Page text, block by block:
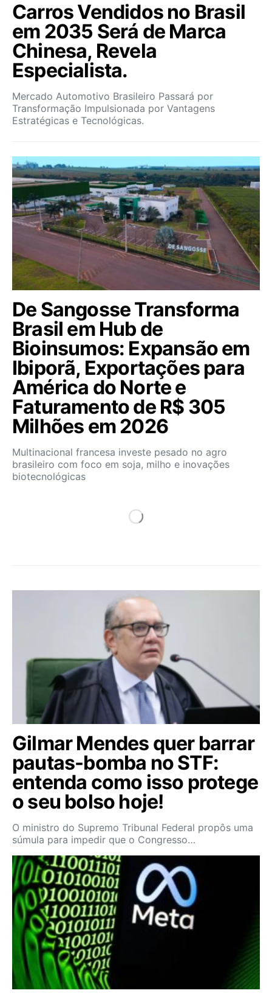
Carros Vendidos no Brasil
em 2035 Será de Marca
Chinesa, Revela
Especialista.
Mercado Automotivo Brasileiro Passará por
Transformação Impulsionada por Vantagens
Estratégicas e Tecnológicas.
De Sangosse Transforma
Brasil em Hub de
Bioinsumos: Expansão em
Ibiporã, Exportações para
América do Norte e
Faturamento de R$ 305
Milhões em 2026
Multinacional francesa investe pesado no agro
brasileiro com foco em soja, milho e inovações
biotecnológicas
Gilmar Mendes quer barrar
pautas-bomba no STF:
entenda como isso protege
o seu bolso hoje!
O ministro do Supremo Tribunal Federal propôs uma
súmula para impedir que o Congresso…